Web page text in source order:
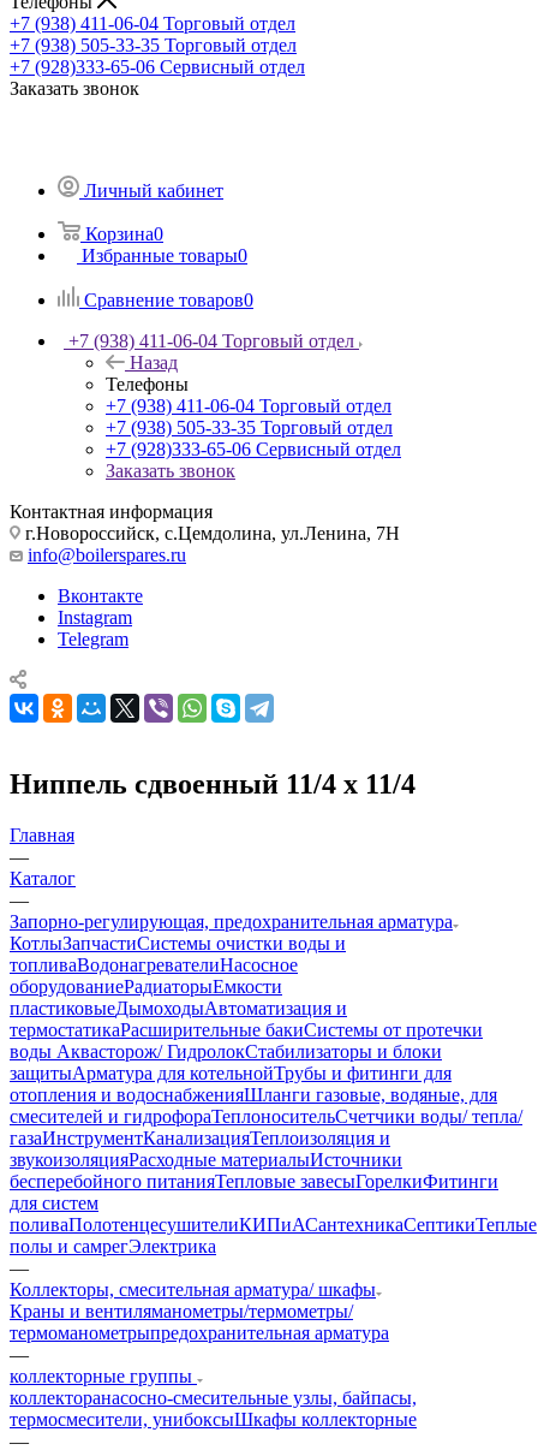
+7 (938) 411-06-04 Торговый отдел
+7 (938) 505-33-35 Торговый отдел
+7 (928)333-65-06 Сервисный отдел
Заказать звонок
Личный кабинет
Корзина0
Избранные товары0
Сравнение товаров0
+7 (938) 411-06-04 Торговый отдел
Назад
Телефоны
+7 (938) 411-06-04 Торговый отдел
+7 (938) 505-33-35 Торговый отдел
+7 (928)333-65-06 Сервисный отдел
Заказать звонок
Контактная информация
г.Новороссийск, с.Цемдолина, ул.Ленина, 7Н
info@boilerspares.ru
Вконтакте
Instagram
Telegram
Ниппель сдвоенный 11/4 х 11/4
Главная
—
Каталог
—
Запорно-регулирующая, предохранительная арматура
КотлыЗапчастиСистемы очистки воды и
топливаВодонагревателиНасосное
оборудованиеРадиаторыЕмкости
пластиковыеДымоходыАвтоматизация и
термостатикаРасширительные бакиСистемы от протечки
воды Аквасторож/ ГидролокСтабилизаторы и блоки
защитыАрматура для котельнойТрубы и фитинги для
отопления и водоснабженияШланги газовые, водяные, для
смесителей и гидрофораТеплоносительСчетчики воды/ тепла/
газаИнструментКанализацияТеплоизоляция и
звукоизоляцияРасходные материалыИсточники
бесперебойного питанияТепловые завесыГорелкиФитинги
для систем
поливаПолотенцесушителиКИПиАСантехникаСептикиТеплые
полы и самрегЭлектрика
—
Коллекторы, смесительная арматура/ шкафы
Краны и вентиляманометры/термометры/
термоманометрыпредохранительная арматура
—
коллекторные группы
коллекторанасосно-смесительные узлы, байпасы,
термосмесители, унибоксыШкафы коллекторные
—